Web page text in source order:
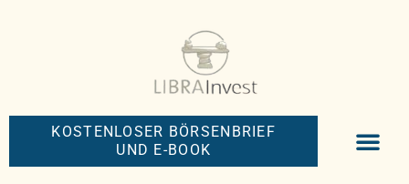
KOSTENLOSER BÖRSENBRIEF
UND E-BOOK